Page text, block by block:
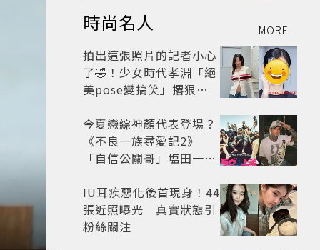
時尚名人 MORE
拍出這張照片的記者小心
了🤣！少女時代孝淵「絕
美pose變搞笑」撂狠
今夏戀綜神顏代表登場？
《不良一族尋愛記2》
「自信公關哥」塩田一馬
老闆
IU耳疾惡化後首現身！44
張近照曝光 真實狀態引
粉絲關注